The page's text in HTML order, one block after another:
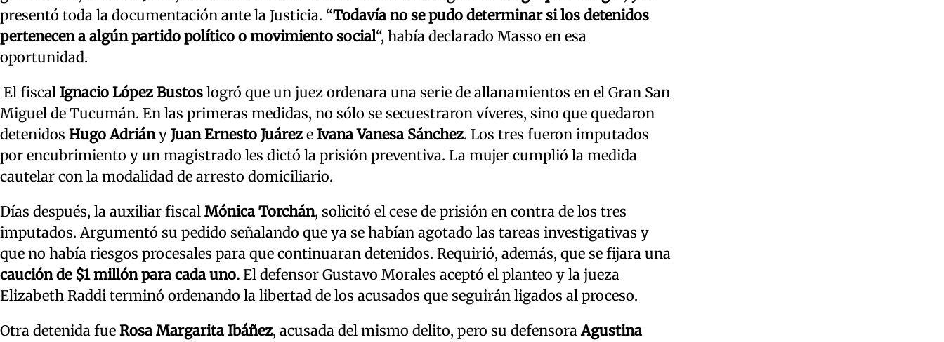
presentó toda la documentación ante la Justicia. “Todavía no se pudo determinar si los detenidos
pertenecen a algún partido político o movimiento social“, había declarado Masso en esa
oportunidad.
El fiscal Ignacio López Bustos logró que un juez ordenara una serie de allanamientos en el Gran San
Miguel de Tucumán. En las primeras medidas, no sólo se secuestraron víveres, sino que quedaron
detenidos Hugo Adriány Juan Ernesto Juáreze Ivana Vanesa Sánchez. Los tres fueron imputados
por encubrimiento y un magistrado les dictó la prisión preventiva. La mujer cumplió la medida
cautelar con la modalidad de arresto domiciliario.
Días después, la auxiliar fiscal Mónica Torchán, solicitó el cese de prisión en contra de los tres
imputados. Argumentó su pedido señalando que ya se habían agotado las tareas investigativas y
que no había riesgos procesales para que continuaran detenidos. Requirió, además, que se fijara una
caución de $1 millón para cada uno. El defensor Gustavo Morales aceptó el planteo y la jueza
Elizabeth Raddi terminó ordenando la libertad de los acusados que seguirán ligados al proceso.
Otra detenida fue Rosa Margarita Ibáñez, acusada del mismo delito, pero su defensoraAgustina